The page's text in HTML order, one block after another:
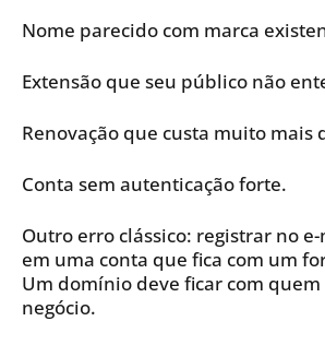
Nome parecido com marca
Extensão que seu público não
Renovação que custa muito mais
Conta sem autenticação forte.
Outro erro clássico: registrar no
em uma conta que fica com um
Um domínio deve ficar com
negócio.